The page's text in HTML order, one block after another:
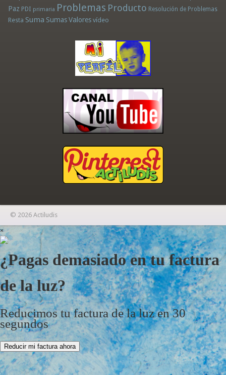
Paz PDI primaria Problemas Producto Resolución de Problemas
Resta Suma Sumas Valores vídeo
© 2026 Actiludis
×
¿Pagas demasiado en tu factura
de la luz?
Reducimos tu factura de la luz en 30
segundos
Reducir mi factura ahora